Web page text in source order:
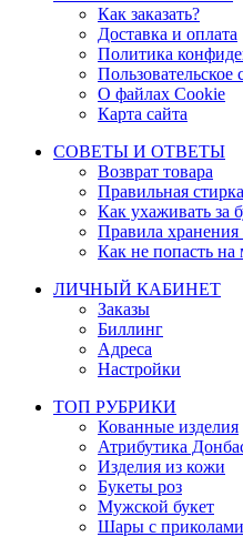
Как заказать?
Доставка и оплата
Политика
Пользовательское
О файлах Cookie
Карта сайта
СОВЕТЫ И ОТВЕТЫ
Возврат товара
Правильная
Как ухаживать за
Правила хранения
Как не попасть
ЛИЧНЫЙ КАБИНЕТ
Заказы
Биллинг
Адреса
Настройки
ТОП РУБРИКИ
Кованные изделия
Атрибутика
Изделия из кожи
Букеты роз
Мужской букет
Шары с приколами